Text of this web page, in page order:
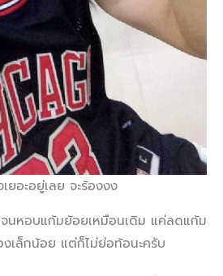
ยอะอยู่เลย จะร้องงง
จนหอบแก้มย้อยเหมือนเดิม แค่ลดแก้ม
เล็กน้อย แต่ก็ไม่ย่อท้อนะครับ